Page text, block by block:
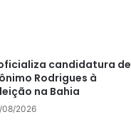
candidatura de
Rodrigues à
na Bahia
08/2026